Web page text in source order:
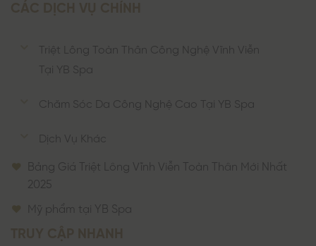
Triệt Lông Toàn Thân Công Nghệ Vĩnh Viễn
Tại YB Spa
Chăm Sóc Da Công Nghệ Cao Tại YB Spa
Dịch Vụ Khác
Bảng Giá Triệt Lông Vĩnh Viễn Toàn Thân Mới Nhất
2025
Mỹ phẩm tại YB Spa